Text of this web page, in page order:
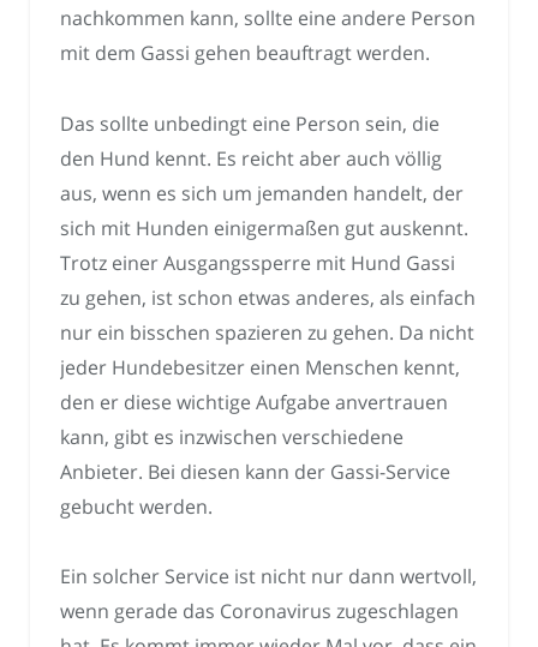
nachkommen kann, sollte eine andere Person
mit dem Gassi gehen beauftragt werden.
Das sollte unbedingt eine Person sein, die
den Hund kennt. Es reicht aber auch völlig
aus, wenn es sich um jemanden handelt, der
sich mit Hunden einigermaßen gut auskennt.
Trotz einer Ausgangssperre mit Hund Gassi
zu gehen, ist schon etwas anderes, als einfach
nur ein bisschen spazieren zu gehen. Da nicht
jeder Hundebesitzer einen Menschen kennt,
den er diese wichtige Aufgabe anvertrauen
kann, gibt es inzwischen verschiedene
Anbieter. Bei diesen kann der Gassi-Service
gebucht werden.
Ein solcher Service ist nicht nur dann wertvoll,
wenn gerade das Coronavirus zugeschlagen